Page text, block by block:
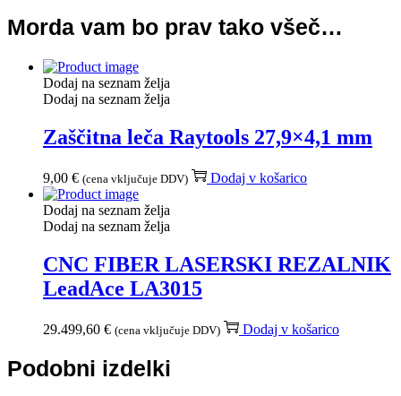
Morda vam bo prav tako všeč…
Dodaj na seznam želja
Dodaj na seznam želja
Zaščitna leča Raytools 27,9×4,1 mm
9,00 € (cena vključuje DDV) Dodaj v košarico
Dodaj na seznam želja
Dodaj na seznam želja
CNC FIBER LASERSKI REZALNIK
LeadAce LA3015
29.499,60 € (cena vključuje DDV) Dodaj v košarico
Podobni izdelki